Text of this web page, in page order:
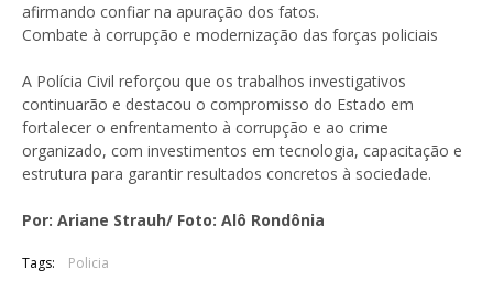
afirmando confiar na apuração dos fatos.
Combate à corrupção e modernização das forças policiais
A Polícia Civil reforçou que os trabalhos investigativos
continuarão e destacou o compromisso do Estado em
fortalecer o enfrentamento à corrupção e ao crime
organizado, com investimentos em tecnologia, capacitação e
estrutura para garantir resultados concretos à sociedade.
Por: Ariane Strauh/ Foto: Alô Rondônia
Tags: Policia